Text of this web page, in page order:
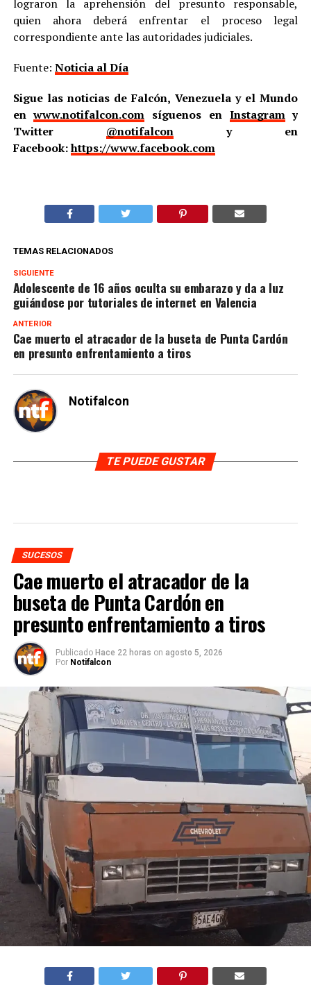
lograron la aprehensión del presunto responsable,
quien ahora deberá enfrentar el proceso legal
correspondiente ante las autoridades judiciales.
Fuente: Noticia al Día
Sigue las noticias de Falcón, Venezuela y el Mundo
enwww.notifalcon.com síguenos en Instagramy
Twitter @notifalcony en
Facebook:https://www.facebook.com
TEMAS RELACIONADOS
SIGUIENTE
Adolescente de 16 años oculta su embarazo y da a luz
guiándose por tutoriales de internet en Valencia
ANTERIOR
Cae muerto el atracador de la buseta de Punta Cardón
en presunto enfrentamiento a tiros
Notifalcon
TE PUEDE GUSTAR
SUCESOS
Cae muerto el atracador de la
buseta de Punta Cardón en
presunto enfrentamiento a tiros
Publicado Hace 22 horas on agosto 5, 2026
Por Notifalcon